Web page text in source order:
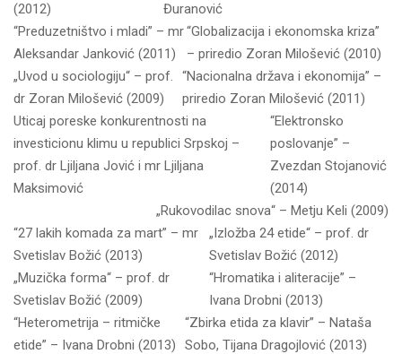
(2012)
Đuranović
“Preduzetništvo i mladi” – mr
Aleksandar Janković (2011)
“Globalizacija i ekonomska kriza”
– priredio Zoran Milošević (2010)
„Uvod u sociologiju“ – prof.
dr Zoran Milošević (2009)
“Nacionalna država i ekonomija” –
priredio Zoran Milošević (2011)
Uticaj poreske konkurentnosti na
investicionu klimu u republici Srpskoj –
prof. dr Ljiljana Jović i mr Ljiljana
Maksimović
“Elektronsko
poslovanje” –
Zvezdan Stojanović
(2014)
„Rukovodilac snova“ – Metju Keli (2009)
“27 lakih komada za mart” – mr
Svetislav Božić (2013)
„Izložba 24 etide“ – prof. dr
Svetislav Božić (2012)
„Muzička forma“ – prof. dr
Svetislav Božić (2009)
“Hromatika i aliteracije” –
Ivana Drobni (2013)
“Heterometrija – ritmičke
etide” – Ivana Drobni (2013)
“Zbirka etida za klavir” – Nataša
Sobo, Tijana Dragojlović (2013)